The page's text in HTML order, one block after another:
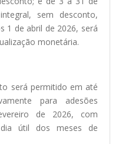
sem desconto,
1 de abril de 2026, será
monetária.
será permitido em até
para adesões
de 2026, com
útil dos meses de